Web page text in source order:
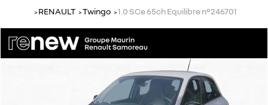
RENAULT
Twingo 1.0 SCe 65ch Equilibre n°246701